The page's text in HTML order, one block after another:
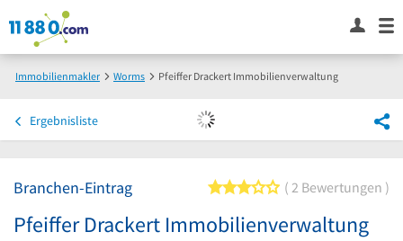
Immobilienmakler Worms Pfeiffer Drackert Immobilienverwaltung
Ergebnisliste
Branchen-Eintrag 3 von 5 Sternen
2 Bewertungen
Pfeiffer Drackert Immobilienverwaltung